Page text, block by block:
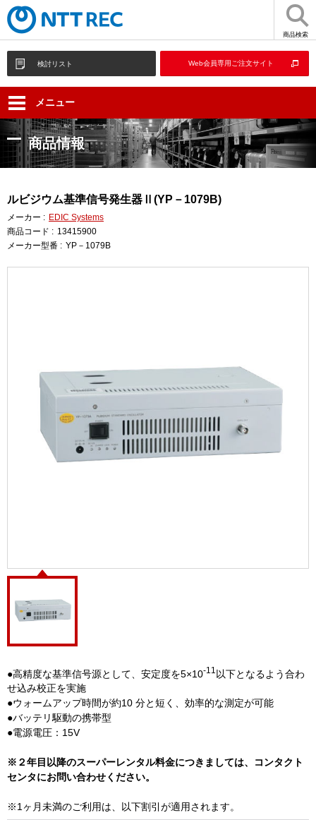
商品検索
検討リスト Web会員専用ご注文サイト
メニュー
商品情報
ルビジウム基準信号発生器Ⅱ(YP－1079B)
メーカー : EDIC Systems
商品コード : 13415900
メーカー型番 : YP－1079B
●高精度な基準信号源として、安定度を5×10-11 以下となるよう合わ
せ込み校正を実施
●ウォームアップ時間が約10 分と短く、効率的な測定が可能
●バッテリ駆動の携帯型
●電源電圧：15V
※２年目以降のスーパーレンタル料金につきましては、コンタクト
センタにお問い合わせください。
※1ヶ月未満のご利用は、以下割引が適用されます。